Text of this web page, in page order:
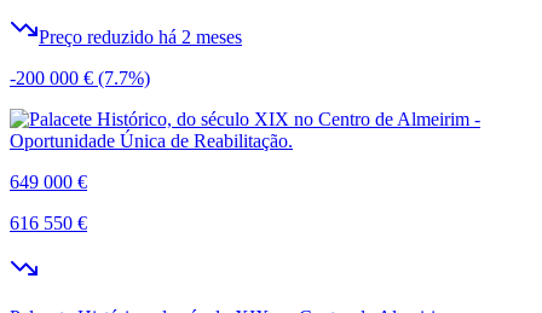
Preço reduzido há 2 meses
-200 000 € (7.7%)
649 000 €
616 550 €